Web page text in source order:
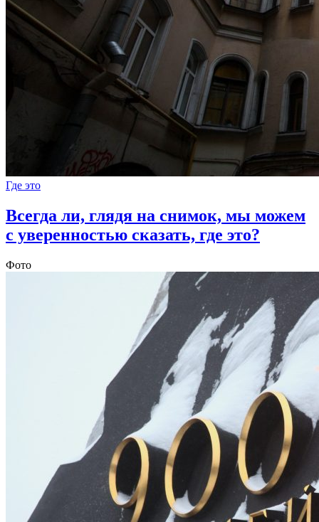
Где это
Всегда ли, глядя на снимок, мы можем
с уверенностью сказать, где это?
Фото